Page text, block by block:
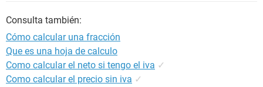
Consulta también:
Cómo calcular una fracción
Que es una hoja de calculo
Como calcular el neto si tengo el iva ✓
Como calcular el precio sin iva ✓